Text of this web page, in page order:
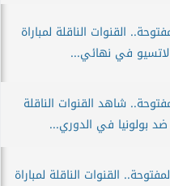
القنوات الناقلة لمباراة
لاتسيو في نهائي...
شاهد القنوات الناقلة
ضد بولونيا في الدوري...
القنوات الناقلة لمباراة